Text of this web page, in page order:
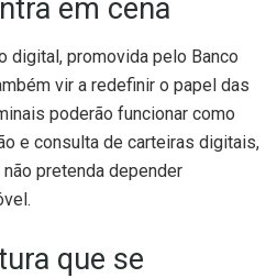
em cena
digital, promovida pelo Banco
vir a redefinir o papel das
poderão funcionar como
e consulta de carteiras digitais,
pretenda depender
que se